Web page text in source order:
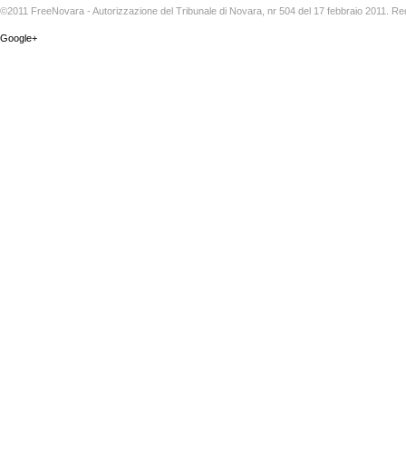
©2011 FreeNovara - Autorizzazione del Tribunale di Novara, nr 504 del 17 febbraio 2011.
Google+